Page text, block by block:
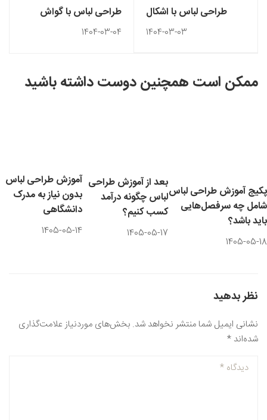
طراحی لباس با اشکال
هندسی
1404-03-03
طراحی لباس با گواش
1404-03-04
ممکن است همچنین دوست داشته باشید
پکیج آموزش طراحی لباس
شامل چه سرفصل‌هایی
باید باشد؟
1405-05-18
بعد از آموزش طراحی
لباس چگونه درآمد
کسب کنیم؟
1405-05-17
آموزش طراحی لباس
بدون نیاز به مدرک
دانشگاهی
1405-05-14
نظر بدهید
نشانی ایمیل شما منتشر نخواهد شد. بخش‌های موردنیاز علامت‌گذاری
شده‌اند *